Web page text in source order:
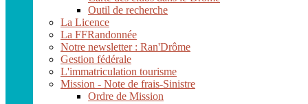
Outil de recherche
La Licence
La FFRandonnée
Notre newsletter : Ran'Drôme
Gestion fédérale
L'immatriculation tourisme
Mission - Note de frais-Sinistre
Ordre de Mission